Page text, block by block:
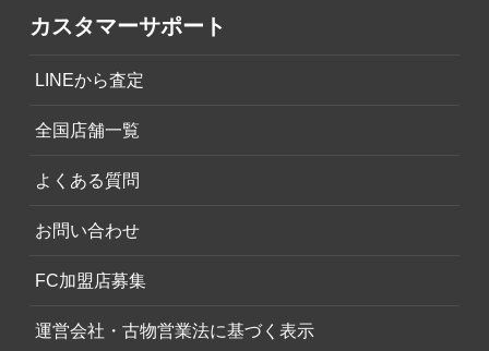
カスタマーサポート
LINEから査定
全国店舗一覧
よくある質問
お問い合わせ
FC加盟店募集
運営会社・古物営業法に基づく表示